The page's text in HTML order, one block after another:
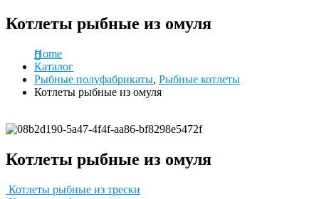
Котлеты рыбные из омуля
Home
Каталог
Рыбные полуфабрикаты, Рыбные котлеты
Котлеты рыбные из омуля
Котлеты рыбные из омуля
Котлеты рыбные из трески